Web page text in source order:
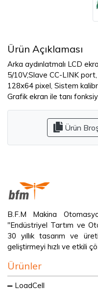
Ürün Açıklaması
Arka aydınlatmalı LCD
5/10V,Slave CC-LINK
128x64 pixel, Sistem
Grafik ekran ile tanı
Ürün
B.F.M Makina
"Endüstriyel Tartım ve
30 yıllık tasarım ve
geliştirmeyi hızlı ve etkili
Ürünler
LoadCell